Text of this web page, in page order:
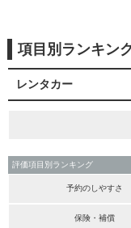
項目別ランキン
レンタカー
評価項目別ランキング
予約のしやすさ
保険・補償